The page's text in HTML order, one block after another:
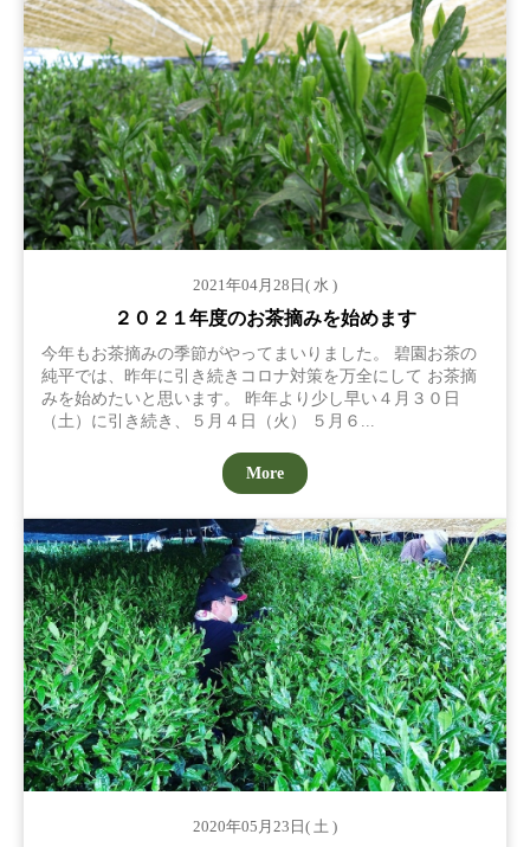
2021年04月28日( 水 )
２０２１年度のお茶摘みを始めます
今年もお茶摘みの季節がやってまいりました。 碧園お茶の
純平では、昨年に引き続きコロナ対策を万全にして お茶摘
みを始めたいと思います。 昨年より少し早い４月３０日
（土）に引き続き、５月４日（火） ５月６...
More
2020年05月23日( 土 )